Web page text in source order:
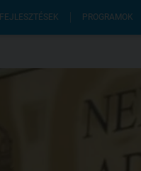
FEJLESZTÉSEK PROGRAMOK